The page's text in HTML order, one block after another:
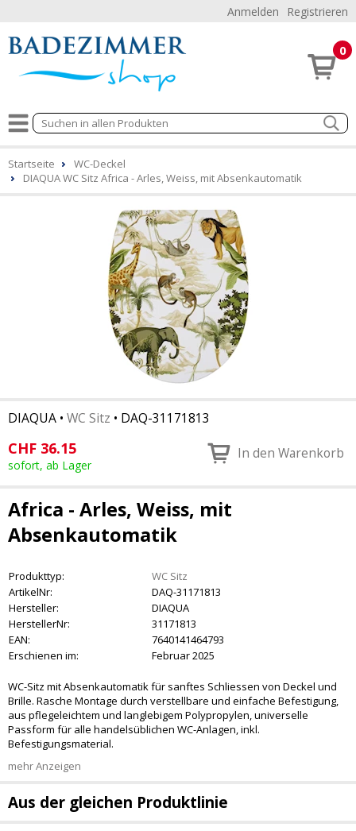
Anmelden Registrieren
0
Startseite
WC-Deckel
DIAQUA WC Sitz Africa - Arles, Weiss, mit Absenkautomatik
DIAQUA • WC Sitz • DAQ-31171813
CHF 36.15
sofort, ab Lager
In den Warenkorb
Africa - Arles, Weiss, mit
Absenkautomatik
Produkttyp:
WC Sitz
ArtikelNr:
DAQ-31171813
Hersteller:
DIAQUA
HerstellerNr:
31171813
EAN:
7640141464793
Erschienen im:
Februar 2025
WC-Sitz mit Absenkautomatik für sanftes Schliessen von Deckel und
Brille. Rasche Montage durch verstellbare und einfache Befestigung,
aus pflegeleichtem und langlebigem Polypropylen, universelle
Passform für alle handelsüblichen WC-Anlagen, inkl.
Befestigungsmaterial.
mehr Anzeigen
Aus der gleichen Produktlinie